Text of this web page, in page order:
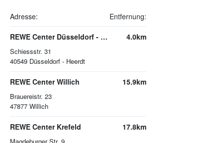
Adresse: Entfernung:
REWE Center Düsseldorf - Heerdt
Schiessstr. 31
40549 Düsseldorf - Heerdt
4.0km
REWE Center Willich
Brauereistr. 23
47877 Willich
15.9km
REWE Center Krefeld 17.8km